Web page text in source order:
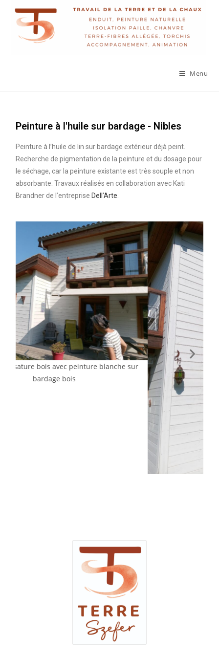
Menu
Peinture à l'huile sur bardage - Nibles
Peinture à l’huile de lin sur bardage extérieur déjà peint.
Recherche de pigmentation de la peinture et du dosage pour
le séchage, car la peinture existante est très souple et non
absorbante. Travaux réalisés en collaboration avec Kati
Brandner de l’entreprise Dell’Arte
sur